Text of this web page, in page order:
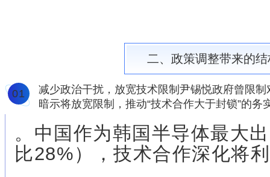
二、政策调整带来的
01
减少政治干扰，放宽技术限制尹锡悦政府曾限
暗示将放宽限制，推动“技术合作大于封锁”的务
。中国作为韩国半导体最大
比28%），技术合作深化将